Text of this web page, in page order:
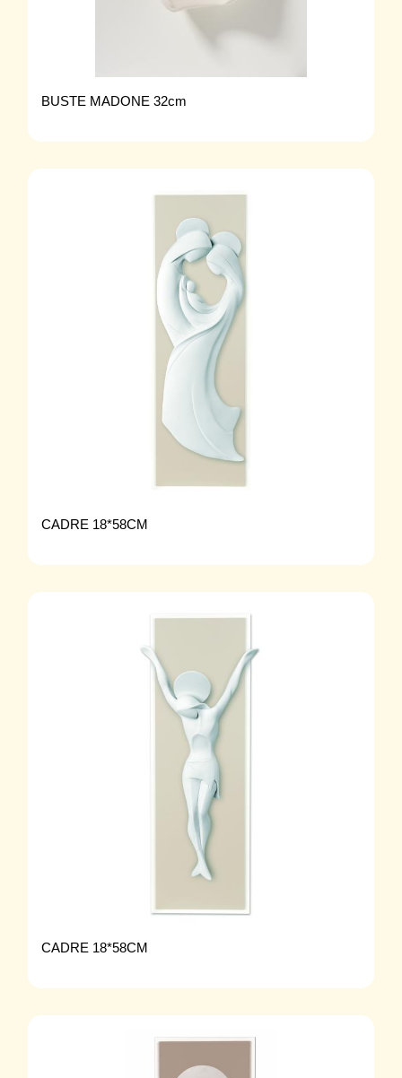
BUSTE MADONE 32cm
CADRE 18*58CM
CADRE 18*58CM